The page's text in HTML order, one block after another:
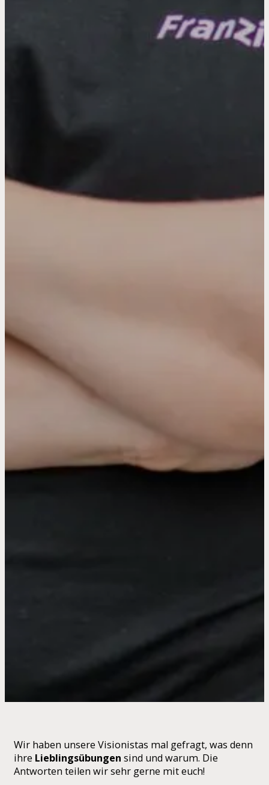
Wir haben unsere Visionistas mal gefragt, was denn
ihre Lieblingsübungen sind und warum. Die
Antworten teilen wir sehr gerne mit euch!